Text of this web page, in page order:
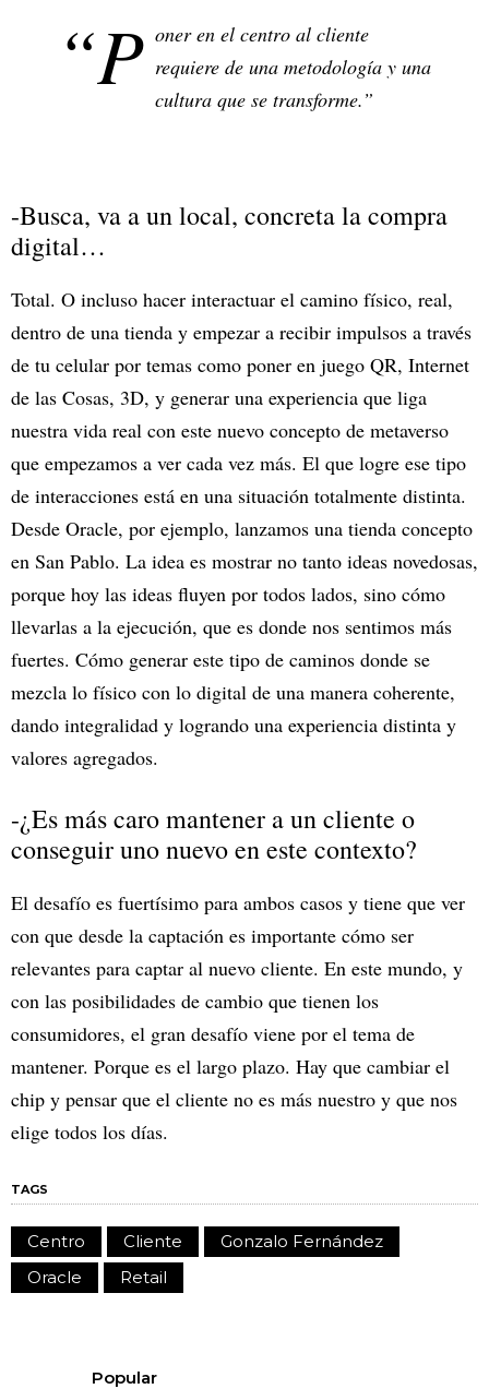
“P oner en el centro al cliente
requiere de una metodología y una
cultura que se transforme.”
-Busca, va a un local, concreta la compra
digital…
Total. O incluso hacer interactuar el camino físico, real,
dentro de una tienda y empezar a recibir impulsos a través
de tu celular por temas como poner en juego QR, Internet
de las Cosas, 3D, y generar una experiencia que liga
nuestra vida real con este nuevo concepto de metaverso
que empezamos a ver cada vez más. El que logre ese tipo
de interacciones está en una situación totalmente distinta.
Desde Oracle, por ejemplo, lanzamos una tienda concepto
en San Pablo. La idea es mostrar no tanto ideas novedosas,
porque hoy las ideas fluyen por todos lados, sino cómo
llevarlas a la ejecución, que es donde nos sentimos más
fuertes. Cómo generar este tipo de caminos donde se
mezcla lo físico con lo digital de una manera coherente,
dando integralidad y logrando una experiencia distinta y
valores agregados.
-¿Es más caro mantener a un cliente o
conseguir uno nuevo en este contexto?
El desafío es fuertísimo para ambos casos y tiene que ver
con que desde la captación es importante cómo ser
relevantes para captar al nuevo cliente. En este mundo, y
con las posibilidades de cambio que tienen los
consumidores, el gran desafío viene por el tema de
mantener. Porque es el largo plazo. Hay que cambiar el
chip y pensar que el cliente no es más nuestro y que nos
elige todos los días.
TAGS
Centro Cliente
Gonzalo Fernández
Oracle
Retail
Popular